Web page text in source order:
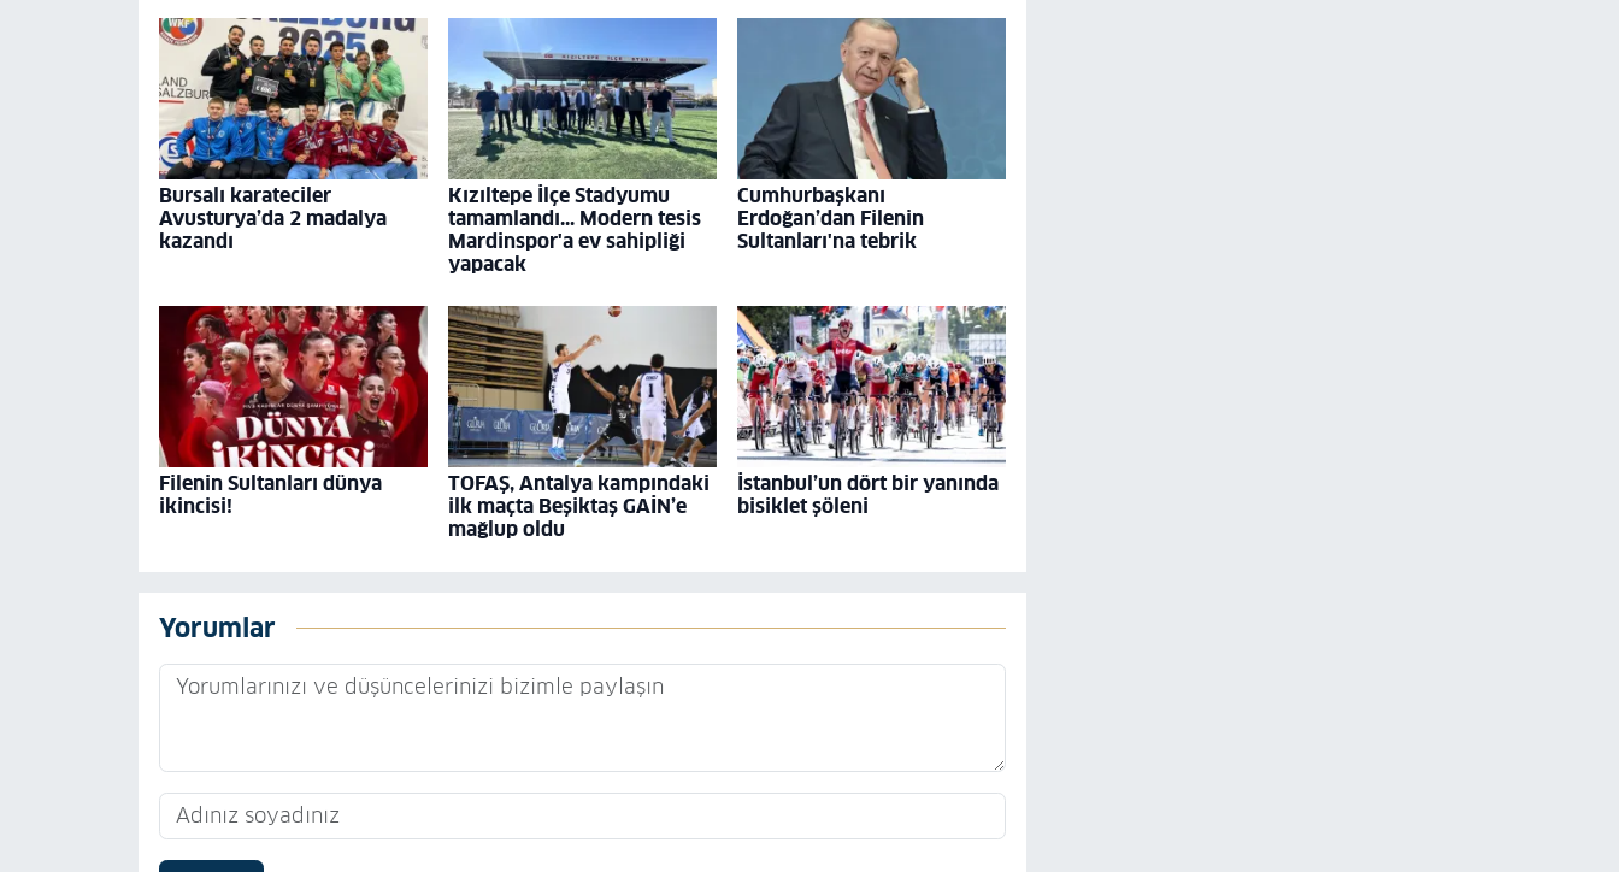
Bursalı karateciler
Avusturya’da 2 madalya
kazandı
Kızıltepe İlçe Stadyumu
tamamlandı... Modern tesis
Mardinspor'a ev sahipliği
yapacak
Cumhurbaşkanı
Erdoğan’dan Filenin
Sultanları'na tebrik
Filenin Sultanları dünya
ikincisi!
TOFAŞ, Antalya kampındaki
ilk maçta Beşiktaş GAİN’e
mağlup oldu
İstanbul’un dört bir yanında
bisiklet şöleni
Yorumlar